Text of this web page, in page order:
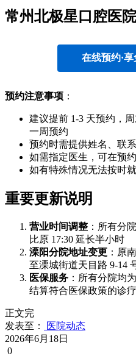
常州北极星口腔医
在线预约·
预约注意事项 ：
建议提前 1-3 天预约，
一周预约
预约时需提供姓名、联
如需指定医生，可在预
如有特殊情况无法按时
重要更新说明
营业时间调整 ：所有分
比原 17:30 延长半小时
溧阳分院地址变更 ：原
至溧城街道天目路 9-14
医保服务 ：所有分院均
结算符合医保政策的诊
正文完
发表至：
医院动态
2026年6月18日
0